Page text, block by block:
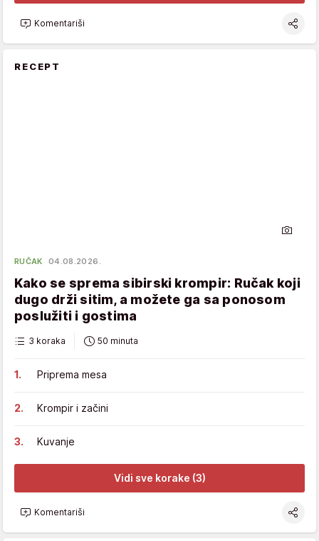
Komentariši
RECEPT
RUČAK 04.08.2026.
Kako se sprema sibirski krompir: Ručak koji
dugo drži sitim, a možete ga sa ponosom
poslužiti i gostima
3 koraka 50 minuta
Priprema mesa
Krompir i začini
Kuvanje
Vidi sve korake (3)
Komentariši